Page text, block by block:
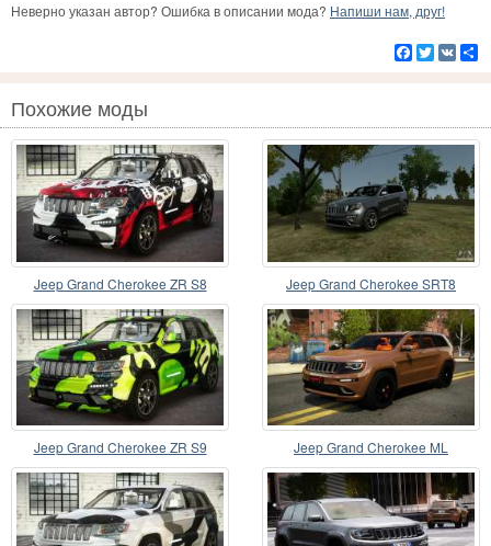
Неверно указан автор? Ошибка в описании мода? Напиши нам, друг!
Facebook
Twitter
VK
Похожие моды
Jeep Grand Cherokee ZR S8 Jeep Grand Cherokee SRT8
Jeep Grand Cherokee ZR S9 Jeep Grand Cherokee ML